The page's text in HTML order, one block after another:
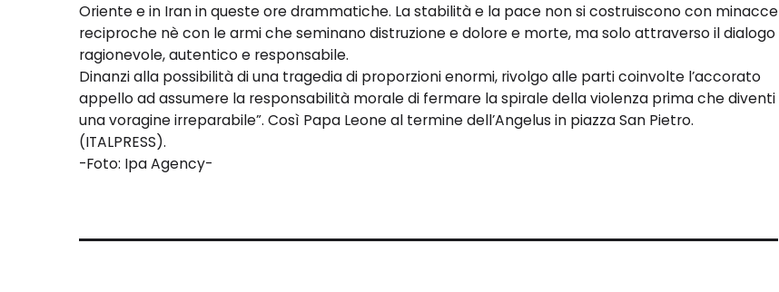
Oriente e in Iran in queste ore drammatiche. La stabilità e la pace non si costruiscono con minacce
reciproche nè con le armi che seminano distruzione e dolore e morte, ma solo attraverso il dialogo
ragionevole, autentico e responsabile.
Dinanzi alla possibilità di una tragedia di proporzioni enormi, rivolgo alle parti coinvolte l’accorato
appello ad assumere la responsabilità morale di fermare la spirale della violenza prima che diventi
una voragine irreparabile”. Così Papa Leone al termine dell’Angelus in piazza San Pietro.
(ITALPRESS).
-Foto: Ipa Agency-